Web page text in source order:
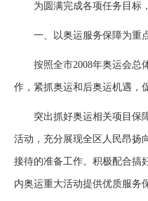
为圆满完成各项任务目标，
一、以奥运服务保障为重
按照全市2008年奥运会总
作，紧抓奥运和后奥运机遇，
突出抓好奥运相关项目保障
活动，充分展现全区人民昂扬
接待的准备工作。积极配合搞
内奥运重大活动提供优质服务